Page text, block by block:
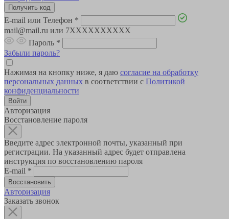
E-mail или Телефон *
mail@mail.ru или 7XXXXXXXXXX
Пароль *
Забыли пароль?
Нажимая на кнопку ниже, я даю согласие на обработку
персональных данных в соответствии с Политикой
конфиденциальности
Авторизация
Восстановление пароля
Введите адрес электронной почты, указанный при
регистрации. На указанный адрес будет отправлена
инструкция по восстановлению пароля
E-mail *
Авторизация
Заказать звонок